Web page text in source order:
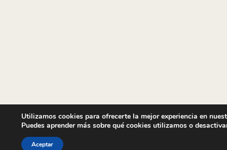
Utilizamos cookies para ofrecerte la mejor experiencia en
Puedes aprender más sobre qué cookies utilizamos o
Aceptar